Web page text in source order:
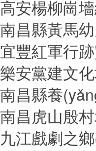
高安楊柳崗
南昌縣黃馬
宜豐紅軍行
樂安黨建文
南昌縣養
南昌虎山殷
九江戲劇之